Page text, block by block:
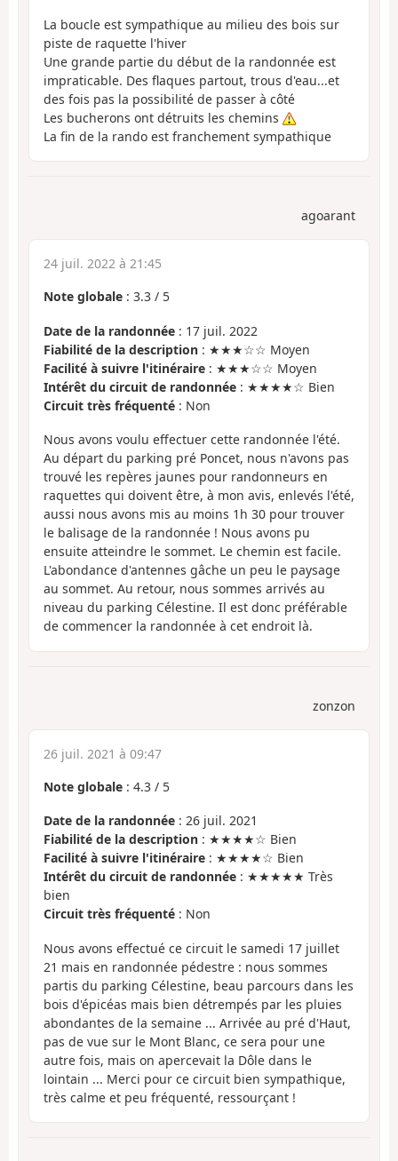
La boucle est sympathique au milieu des bois sur
piste de raquette l'hiver
Une grande partie du début de la randonnée est
impraticable. Des flaques partout, trous d'eau...et
des fois pas la possibilité de passer à côté
Les bucherons ont détruits les chemins
La fin de la rando est franchement sympathique
agoarant
24 juil. 2022 à 21:45
Note globale : 3.3 / 5
Date de la randonnée : 17 juil. 2022
Fiabilité de la description : ★★★☆☆ Moyen
Facilité à suivre l'itinéraire : ★★★☆☆ Moyen
Intérêt du circuit de randonnée : ★★★★☆ Bien
Circuit très fréquenté : Non
Nous avons voulu effectuer cette randonnée l'été.
Au départ du parking pré Poncet, nous n'avons pas
trouvé les repères jaunes pour randonneurs en
raquettes qui doivent être, à mon avis, enlevés l'été,
aussi nous avons mis au moins 1h 30 pour trouver
le balisage de la randonnée ! Nous avons pu
ensuite atteindre le sommet. Le chemin est facile.
L'abondance d'antennes gâche un peu le paysage
au sommet. Au retour, nous sommes arrivés au
niveau du parking Célestine. Il est donc préférable
de commencer la randonnée à cet endroit là.
zonzon
26 juil. 2021 à 09:47
Note globale : 4.3 / 5
Date de la randonnée : 26 juil. 2021
Fiabilité de la description : ★★★★☆ Bien
Facilité à suivre l'itinéraire : ★★★★☆ Bien
Intérêt du circuit de randonnée : ★★★★★ Très
bien
Circuit très fréquenté : Non
Nous avons effectué ce circuit le samedi 17 juillet
21 mais en randonnée pédestre : nous sommes
partis du parking Célestine, beau parcours dans les
bois d'épicéas mais bien détrempés par les pluies
abondantes de la semaine ... Arrivée au pré d'Haut,
pas de vue sur le Mont Blanc, ce sera pour une
autre fois, mais on apercevait la Dôle dans le
lointain ... Merci pour ce circuit bien sympathique,
très calme et peu fréquenté, ressourçant !